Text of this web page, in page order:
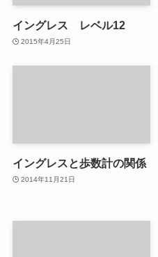
イングレス レベル12
2015年4月25日
イングレスと歩数計の関係
2014年11月21日